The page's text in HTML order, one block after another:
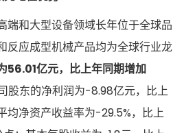
端和大型设备领域长年位于全球品
反应成型机械产品均为全球行业龙
56.01亿元，比上年同期增加
股东的净利润为-8.98亿元，比上
均净资产收益率为-29.5%，比上